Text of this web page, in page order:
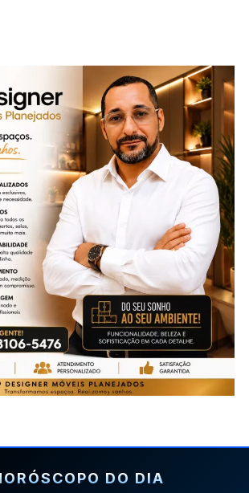
DO DIA